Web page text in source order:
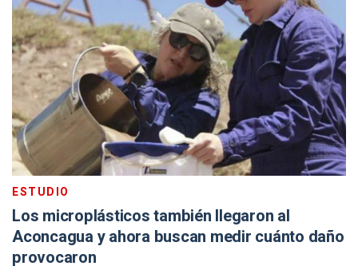
ESTUDIO
Los microplásticos también llegaron al
Aconcagua y ahora buscan medir cuánto daño
provocaron